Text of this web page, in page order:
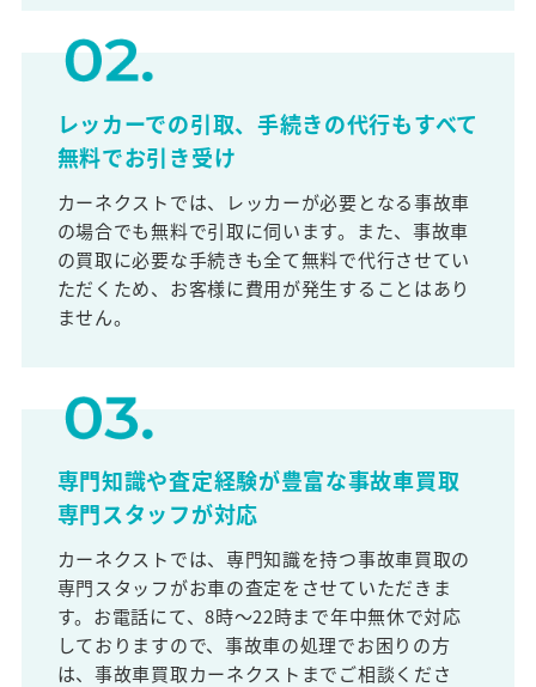
レッカーでの引取、手続きの代行もすべて
無料でお引き受け
カーネクストでは、レッカーが必要となる事故車
の場合でも無料で引取に伺います。また、事故車
の買取に必要な手続きも全て無料で代行させてい
ただくため、お客様に費用が発生することはあり
ません。
専門知識や査定経験が豊富な事故車買取
専門スタッフが対応
カーネクストでは、専門知識を持つ事故車買取の
専門スタッフがお車の査定をさせていただきま
す。お電話にて、8時～22時まで年中無休で対応
しておりますので、事故車の処理でお困りの方
は、事故車買取カーネクストまでご相談くださ